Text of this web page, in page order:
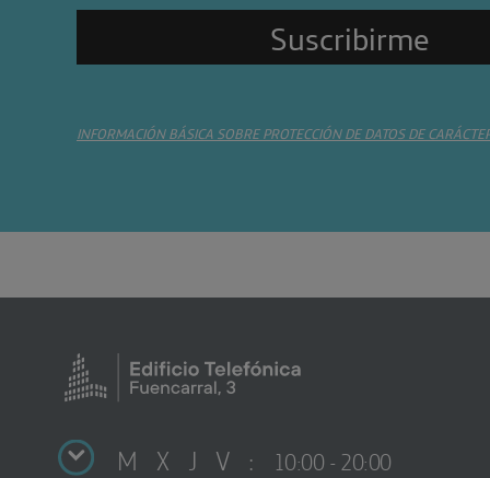
INFORMACIÓN BÁSICA SOBRE PROTECCIÓN DE DATOS DE
M X J V : 10:00 - 20:00